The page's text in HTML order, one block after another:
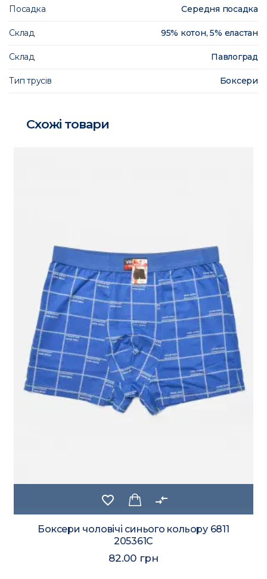
Посадка Середня посадка
Склад 95% котон, 5% еластан
Склад Павлоград
Тип трусів Боксери
Схожі товари
favorite_border compare_arrows
Боксери чоловічі синього кольору 6811
205361C
82.00 грн